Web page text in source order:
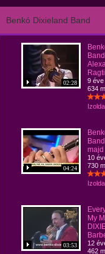
Benkó Dixieland Band
02:28
9 éve
634
04:24
majd
10
730
03:53
My
12
462